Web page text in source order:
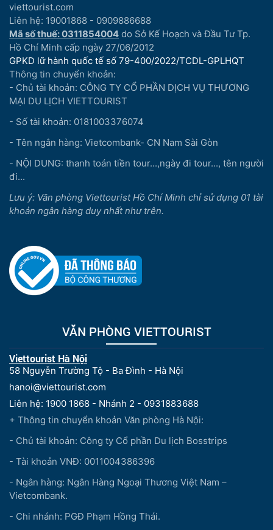
viettourist.com
Liên hệ: 19001868 - 0909886688
Mã số thuế: 0311854004 do Sở Kế Hoạch và Đầu Tư Tp.
Hồ Chí Minh cấp ngày 27/06/2012
GPKD lữ hành quốc tế số 79-400/2022/TCDL-GPLHQT
Thông tin chuyển khoản:
- Chủ tài khoản: CÔNG TY CỔ PHẦN DỊCH VỤ THƯƠNG
MẠI DU LỊCH VIETTOURIST
- Số tài khoản: 0181003376074
- Tên ngân hàng: Vietcombank- CN Nam Sài Gòn
- NỘI DUNG: thanh toán tiền tour...,ngày đi tour..., tên người
đi...
Lưu ý: Văn phòng Viettourist Hồ Chí Minh chỉ sử dụng 01 tài
khoản ngân hàng duy nhất như trên.
VĂN PHÒNG VIETTOURIST
Viettourist Hà Nội
58 Nguyễn Trường Tộ - Ba Đình - Hà Nội
hanoi@viettourist.com
Liên hệ: 1900 1868 - Nhánh 2 - 0931883688
+ Thông tin chuyển khoản Văn phòng Hà Nội:
- Chủ tài khoản: Công ty Cổ phần Du lịch Bosstrips
- Tài khoản VNĐ: 0011004386396
- Ngân hàng: Ngân Hàng Ngoại Thương Việt Nam –
Vietcombank.
- Chi nhánh: PGĐ Phạm Hồng Thái.